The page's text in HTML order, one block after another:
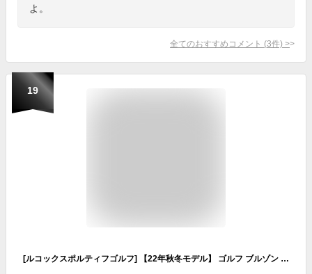
よ。
全てのおすすめコメント (3件) >
19
[ルコックスポルティフゴルフ] 【22年秋冬モデル】 ゴルフ ブルゾン オールオンウェザー はっ水 防風 ストレッチ 快適 メンズ BK00(ブラック) 日本サイズL相当